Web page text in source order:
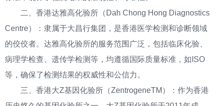
二、香港达雅高化验所（Dah Chong Hong Diagnostics
Centre）：隶属于大昌行集团，是香港医学检测和诊断领域
的佼佼者。达雅高化验所的服务范围广泛，包括临床化验、
病理学检查、遗传学检测等，均遵循国际质量标准，如ISO
等，确保了检测结果的权威性和公信力。
三、香港大Z基因化验所（ZentrogeneTM）：作为香港